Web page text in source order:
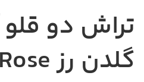
تراش دو قلو
گلدن رز Golden Rose